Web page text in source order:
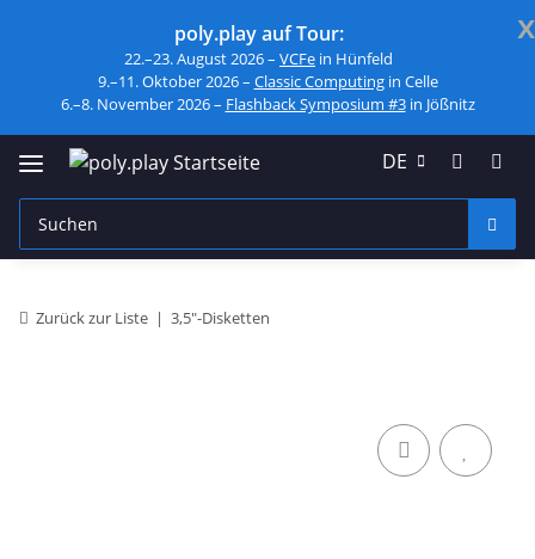
x
poly.play auf Tour:
22.–23. August 2026 – VCFe in Hünfeld
9.–11. Oktober 2026 – Classic Computingin Celle
6.–8. November 2026 – Flashback Symposium #3in Jößnitz
DE
Zurück zur Liste 3,5"-Disketten